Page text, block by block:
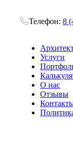
Телефон: 8
Услуги
О нас
Отзывы